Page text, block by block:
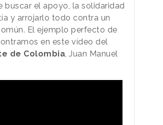
buscar el apoyo, la solidaridad
y arrojarlo todo contra un
El ejemplo perfecto de
en este vídeo del
de Colombia , Juan Manuel